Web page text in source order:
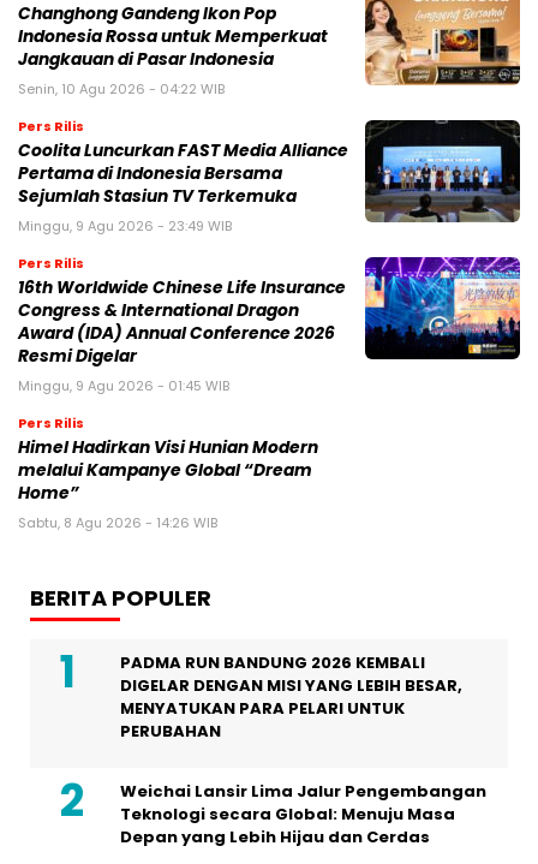
Changhong Gandeng Ikon Pop
Indonesia Rossa untuk Memperkuat
Jangkauan di Pasar Indonesia
Senin, 10 Agu 2026 - 04:22 WIB
Pers Rilis
Coolita Luncurkan FAST Media Alliance
Pertama di Indonesia Bersama
Sejumlah Stasiun TV Terkemuka
Minggu, 9 Agu 2026 - 23:49 WIB
Pers Rilis
16th Worldwide Chinese Life Insurance
Congress & International Dragon
Award (IDA) Annual Conference 2026
Resmi Digelar
Minggu, 9 Agu 2026 - 01:45 WIB
Pers Rilis
Himel Hadirkan Visi Hunian Modern
melalui Kampanye Global “Dream
Home”
Sabtu, 8 Agu 2026 - 14:26 WIB
BERITA POPULER
PADMA RUN BANDUNG 2026 KEMBALI
DIGELAR DENGAN MISI YANG LEBIH BESAR,
MENYATUKAN PARA PELARI UNTUK
PERUBAHAN
Weichai Lansir Lima Jalur Pengembangan
Teknologi secara Global: Menuju Masa
Depan yang Lebih Hijau dan Cerdas